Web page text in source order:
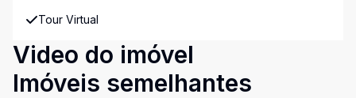
Tour Virtual
Video do imóvel
Imóveis semelhantes